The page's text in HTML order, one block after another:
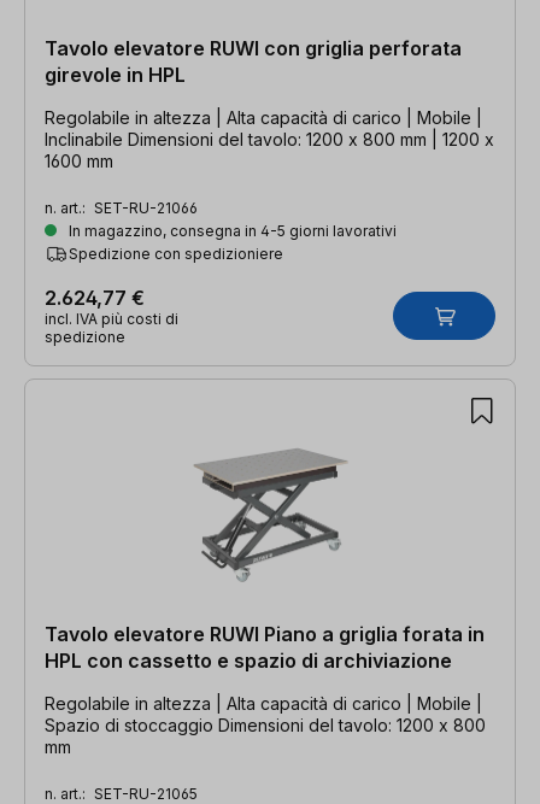
Tavolo elevatore RUWI con griglia perforata
girevole in HPL
Regolabile in altezza | Alta capacità di carico | Mobile |
Inclinabile Dimensioni del tavolo: 1200 x 800 mm | 1200 x
1600 mm
n. art.: SET-RU-21066
In magazzino, consegna in 4-5 giorni lavorativi
Spedizione con spedizioniere
2.624,77 €
incl. IVA più costi di
spedizione
Tavolo elevatore RUWI Piano a griglia forata in
HPL con cassetto e spazio di archiviazione
Regolabile in altezza | Alta capacità di carico | Mobile |
Spazio di stoccaggio Dimensioni del tavolo: 1200 x 800
mm
n. art.: SET-RU-21065